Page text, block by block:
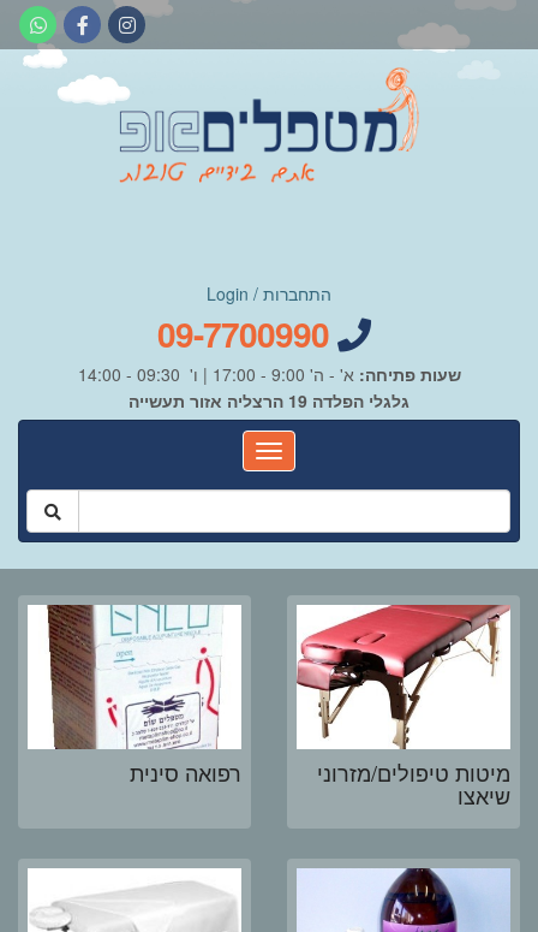
התחברות / Login
שעות פתיחה: א' - ה' 9:00 - 17:00 | ו' 09:30 - 14:00
גלגלי הפלדה 19 הרצליה אזור תעשייה
מיטות טיפולים/מזרוני
שיאצו
רפואה סינית